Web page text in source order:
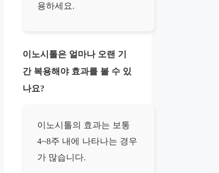
용하세요.
이노시톨은 얼마나 오랜 기
간 복용해야 효과를 볼 수 있
나요?
이노시톨의 효과는 보통
4~8주 내에 나타나는 경우
가 많습니다.